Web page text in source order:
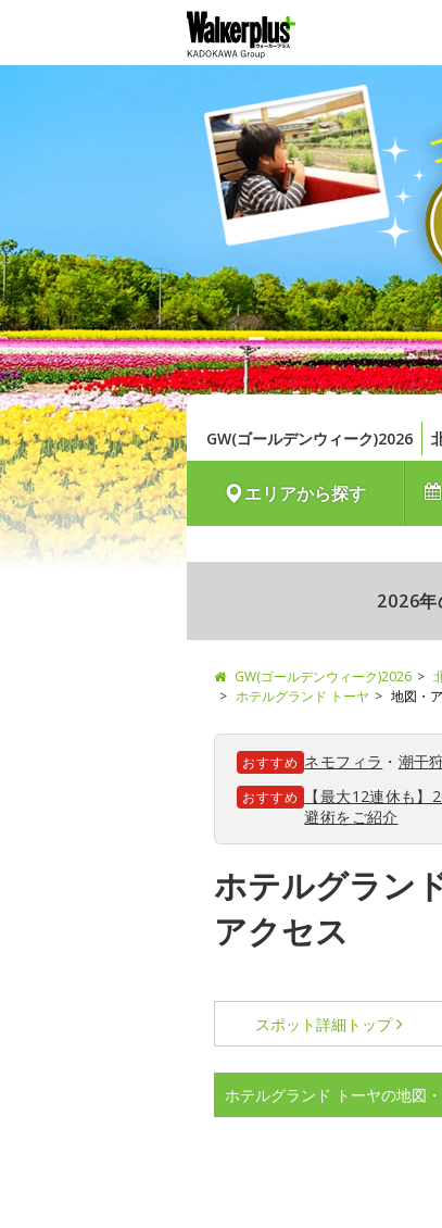
GW(ゴールデンウィーク)2026
エリアから探す
2026年
GW(ゴールデンウィーク)2026
ホテルグランド トーヤ
地図・
おすすめ ネモフィラ ・ 潮干
おすすめ
【最大12連休も
避術をご紹介
ホテルグラン
アクセス
スポット詳細 トップ
ホテルグランド トーヤの地図